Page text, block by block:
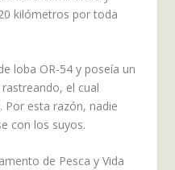
kilómetros por toda
loba OR-54 y poseía un
el cual
Por esta razón, nadie
con los suyos.
de Pesca y Vida